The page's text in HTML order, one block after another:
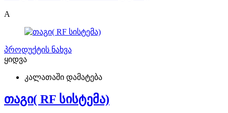
A
პროდუქტის ნახვა
ყიდვა
კალათაში დამატება
თაგი( RF სისტემა)